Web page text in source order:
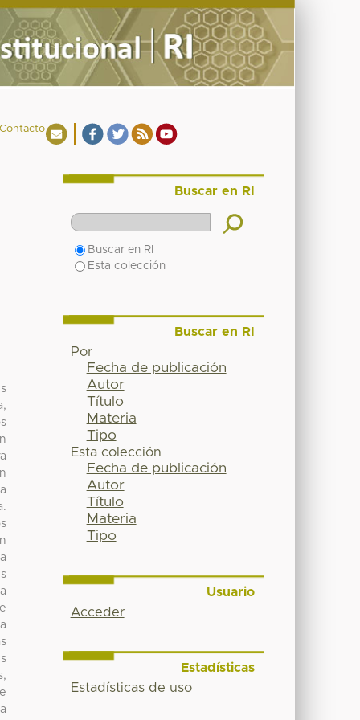
Contacto
Buscar en RI
Buscar en RI
Esta colección
Buscar en RI
Por
Fecha de publicación
Autor
Título
Materia
Tipo
Esta colección
Fecha de publicación
Autor
Título
Materia
Tipo
Usuario
Acceder
Estadísticas
Estadísticas de uso